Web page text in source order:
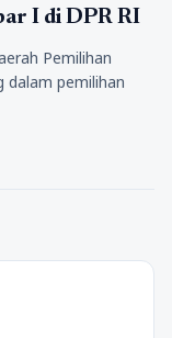
I di DPR RI
Pemilihan
pemilihan